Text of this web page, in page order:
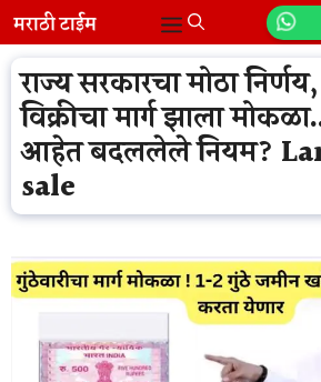
Skip
to
content
Menu
राज्य सरकारचा मोठा
विक्रीचा मार्ग झाला
आहेत बदललेले नियम?
sale